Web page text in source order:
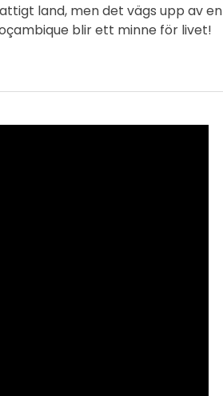
land, men det vägs upp av en
blir ett minne för livet!